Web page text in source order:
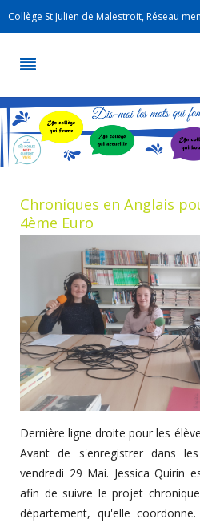
Collège St Julien de Malestroit, Réseau
Chroniques en Anglais
4ème Euro
Dernière ligne droite pour les
Avant de s'enregistrer dans
vendredi 29 Mai. Jessica Quirin
afin de suivre le projet
département, qu'elle